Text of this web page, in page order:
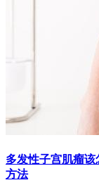
多发性子宫肌瘤
方法